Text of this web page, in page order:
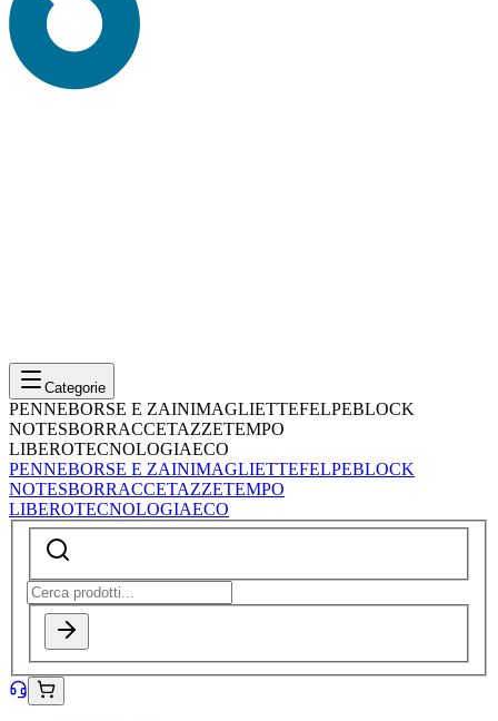
Categorie
PENNEBORSE E ZAINIMAGLIETTEFELPEBLOCK
NOTESBORRACCETAZZETEMPO
LIBEROTECNOLOGIAECO
PENNEBORSE E ZAINIMAGLIETTEFELPEBLOCK
NOTESBORRACCETAZZETEMPO
LIBEROTECNOLOGIAECO